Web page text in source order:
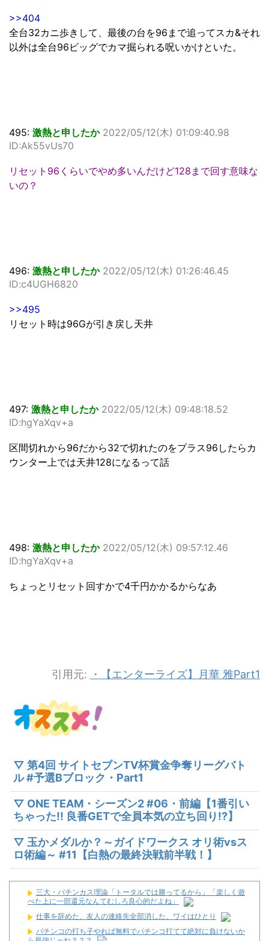
>>404
全台32カニ歩きして、最後の台を96まで追ってスカ&それ
以外は全台96ビッグでカマ掘られる呪いかけといた。
495: 激熱と申したか 2022/05/12(木) 01:09:40.98
ID:Ak55vUs70
リセット96くらいでやめ多いんだけど128まで回す意味な
いの？
496: 激熱と申したか 2022/05/12(木) 01:26:46.45
ID:c4UGH6820
>>495
リセット時は96Gが引き戻し天井
497: 激熱と申したか 2022/05/12(木) 09:48:18.52
ID:hgYaXqv+a
区間切れから96だから32で切れたのをプラス96したらカ
ウンター上では天井128になるって話
498: 激熱と申したか 2022/05/12(木) 09:57:12.46
ID:hgYaXqv+a
ちょっとリセット回すかで4千円かかるからなあ
引用元: ・【エンターライズ】月華 雅Part1
▽ 第4回 サイトセブンTV杯賞金争奪リーグバト
ル #予選Bブロック・Part1
▽ ONE TEAM・シーズン2 #06・前編【1番引い
ちゃった!! 良番GETで全員本気の立ち回り!?】
▽ 玉かメダルか？～ガイドワークス オリ術vsス
ロ術編～ #11【白熱の最終決戦前半戦！】
三大・パチンカス理論「トータルでは勝ってるから」「楽しく遊
べた上に一部還元なんてむしろ良心的だよね」
仕事を辞めた、友人の連絡先全部消した、ワイはひとり
パチンコの打ち子やれば無料でパチンコ打てて絶対に負けないか